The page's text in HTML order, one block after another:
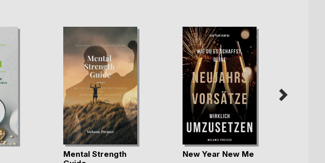
Mental Strength
New Year New Me